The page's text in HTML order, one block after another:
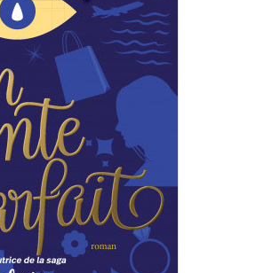
« Le Vent dand les Saules » - Une Belle Histoire !
Splatoon Raiders